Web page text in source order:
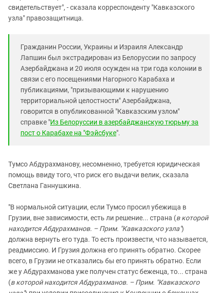
свидетельствует", - сказала корреспонденту "Кавказского
узла" правозащитница.
Гражданин России, Украины и Израиля Александр
Лапшин был экстрадирован из Белоруссии по запросу
Азербайджана и 20 июля осужден на три года колонии в
связи с его посещениями Нагорного Карабаха и
публикациями, "призывающими к нарушению
территориальной целостности" Азербайджана,
говорится в опубликованной "Кавказским узлом"
справке "Из Белоруссии в азербайджанскую тюрьму за
пост о Карабахе на "Фэйсбуке".
Тумсо Абдурахманову, несомненно, требуется юридическая
помощь ввиду того, что риск его выдачи велик, сказала
Светлана Ганнушкина.
"В нормальной ситуации, если Тумсо просил убежища в
Грузии, вне зависимости, есть ли решение... страна (в которой
находится Абдурахманов. – Прим. "Кавказского узла")
должна вернуть его туда. То есть произвести, что называется,
реадмиссию. И Грузия должна его принять обратно. Скорее
всего, в Грузии не отказались бы его принять обратно. Если
же у Абдурахманова уже получен статус беженца, то... страна
(в которой находится Абдурахманов. – Прим. "Кавказского